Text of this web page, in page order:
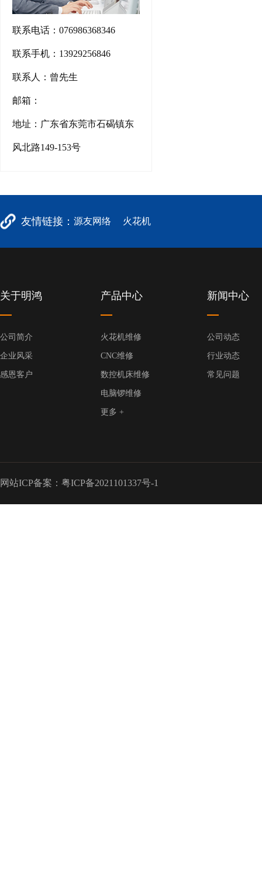
联系电话：076986368346
联系手机：13929256846
联系人：曾先生
邮箱：
地址：广东省东莞市石碣镇东
风北路149-153号
友情链接： 源友网络 火花机
关于明鸿
公司简介
企业风采
感恩客户
产品中心
火花机维修
CNC维修
数控机床维修
电脑锣维修
更多 +
新闻中心
公司动态
行业动态
常见问题
网站ICP备案： 粤ICP备2021101337号-1